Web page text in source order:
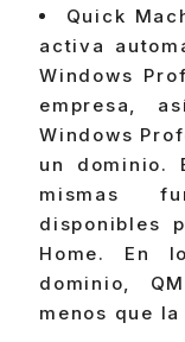
Quick
activa
Windows
empresa,
Windows
un dominio.
mismas
disponibles
Home. En
dominio,
menos que